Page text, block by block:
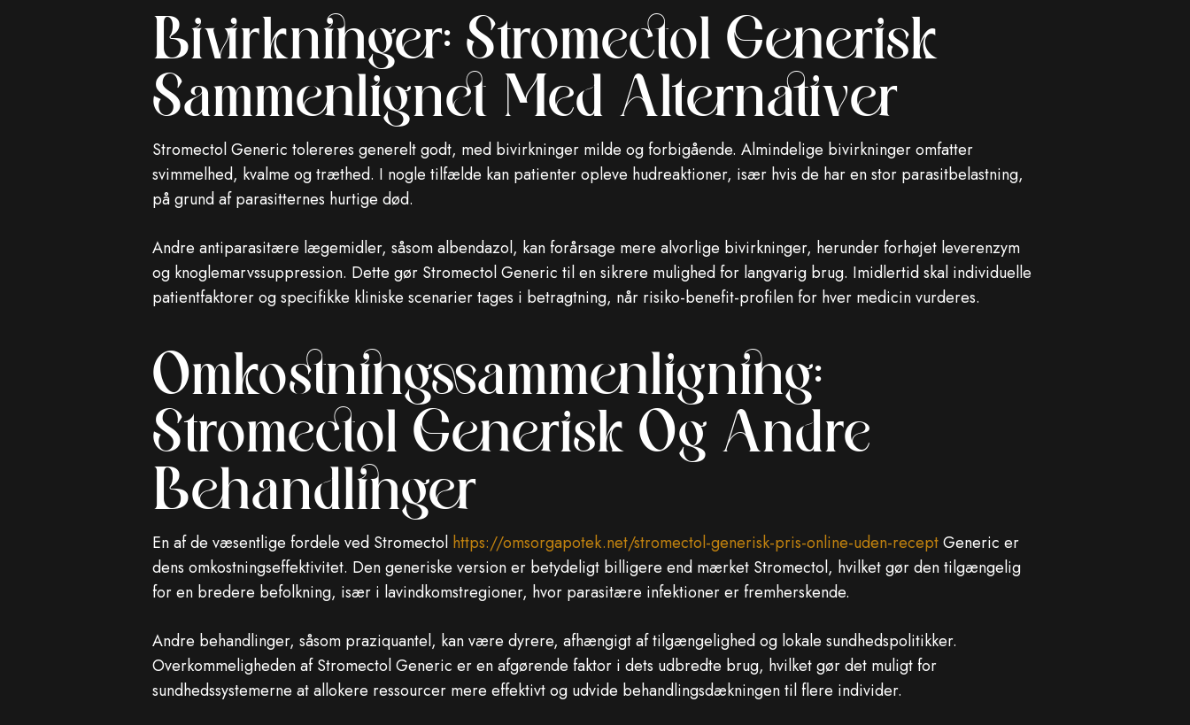
Bivirkninger: Stromectol Generisk
Sammenlignet Med Alternativer
Stromectol Generic tolereres generelt godt, med bivirkninger milde og forbigående. Almindelige bivirkninger omfatter
svimmelhed, kvalme og træthed. I nogle tilfælde kan patienter opleve hudreaktioner, især hvis de har en stor parasitbelastning,
på grund af parasitternes hurtige død.
Andre antiparasitære lægemidler, såsom albendazol, kan forårsage mere alvorlige bivirkninger, herunder forhøjet leverenzym
og knoglemarvssuppression. Dette gør Stromectol Generic til en sikrere mulighed for langvarig brug. Imidlertid skal individuelle
patientfaktorer og specifikke kliniske scenarier tages i betragtning, når risiko-benefit-profilen for hver medicin vurderes.
Omkostningssammenligning:
Stromectol Generisk Og Andre
Behandlinger
En af de væsentlige fordele ved Stromectol https://omsorgapotek.net/stromectol-generisk-pris-online-uden-receptGeneric er
dens omkostningseffektivitet. Den generiske version er betydeligt billigere end mærket Stromectol, hvilket gør den tilgængelig
for en bredere befolkning, især i lavindkomstregioner, hvor parasitære infektioner er fremherskende.
Andre behandlinger, såsom praziquantel, kan være dyrere, afhængigt af tilgængelighed og lokale sundhedspolitikker.
Overkommeligheden af ​​Stromectol Generic er en afgørende faktor i dets udbredte brug, hvilket gør det muligt for
sundhedssystemerne at allokere ressourcer mere effektivt og udvide behandlingsdækningen til flere individer.